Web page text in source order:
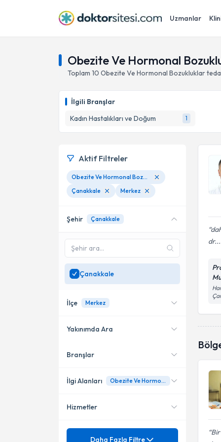
Uzmanlar
Obezite Ve Hormonal
Toplam 10 Obezite Ve Hormonal Bozukluklar
İlgili Branşlar
Kadın Hastalıkları ve Doğum
1
dr...
Bir
Aktif Filtreler
Obezite Ve Hormonal Bozukluklar
Çanakkale
Merkez
Şehir Çanakkale
Çanakkale
İlçe Merkez
Biga
Merkez
Yakınımda Ara
Konumuma yakın uzmanları
Branşlar
Kadın Hastalıkları ve Doğum
İlgi Alanları Obezite Ve Hormonal Bozukluklar
4 Boyutlu Gebelik Ultrasonu
Hizmetler
Mezuniyet
Daha Fazla Filtre